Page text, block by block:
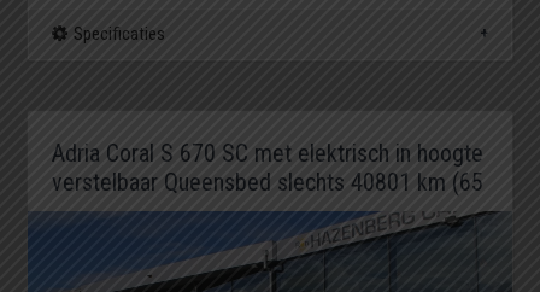
Specificaties
Adria Coral S 670 SC met elektrisch in hoogte
verstelbaar Queensbed slechts 40801 km (65